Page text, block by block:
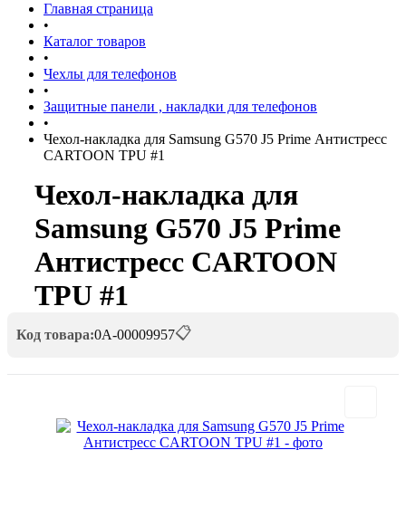
Главная страница
•
Каталог товаров
•
Чехлы для телефонов
•
Защитные панели , накладки для телефонов
•
Чехол-накладка для Samsung G570 J5 Prime Антистресс
CARTOON TPU #1
Чехол-накладка для
Samsung G570 J5 Prime
Антистресс CARTOON
TPU #1
Код товара:0А-00009957📋